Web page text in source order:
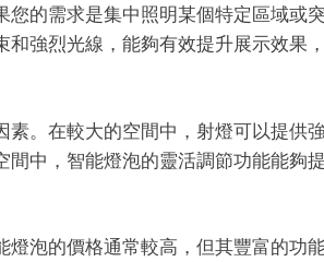
的需求是集中照明某個特定區域或
強烈光線，能夠有效提升展示效果
。在較大的空間中，射燈可以提供
中，智能燈泡的靈活調節功能能夠
泡的價格通常較高，但其豐富的功